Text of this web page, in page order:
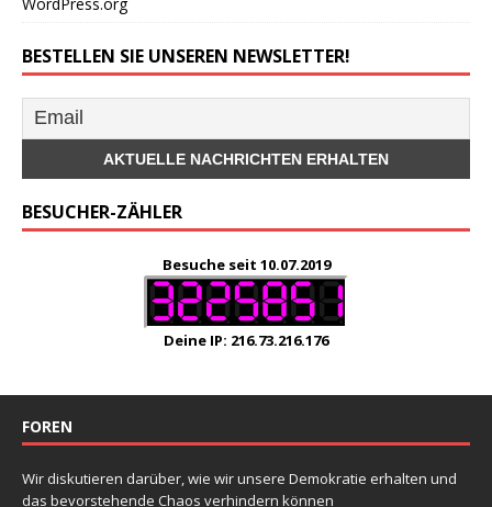
BESTELLEN SIE UNSEREN NEWSLETTER!
BESUCHER-ZÄHLER
Besuche seit 10.07.2019
Deine IP: 216.73.216.176
FOREN
Wir diskutieren darüber, wie wir unsere Demokratie erhalten und
das bevorstehende Chaos verhindern können